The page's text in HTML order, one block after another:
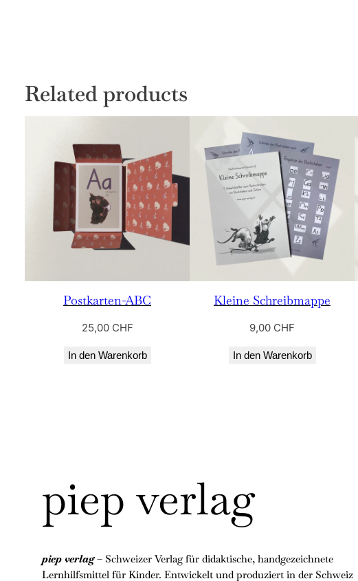
Related products
Postkarten-ABC
25,00 CHF
In den Warenkorb
Kleine Schreibmappe
9,00 CHF
In den Warenkorb
piep verlag
piep verlag– Schweizer Verlag für didaktische, handgezeichnete
Lernhilfsmittel für Kinder. Entwickelt und produziert in der Schweiz